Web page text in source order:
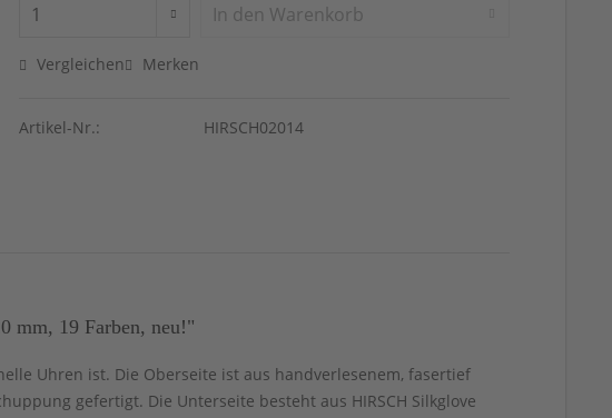
In den Warenkorb
Vergleichen Merken
Artikel-Nr.: HIRSCH02014
mm, 19 Farben, neu!"
Uhren ist. Die Oberseite ist aus handverlesenem, fasertief
gefertigt. Die Unterseite besteht aus HIRSCH Silkglove